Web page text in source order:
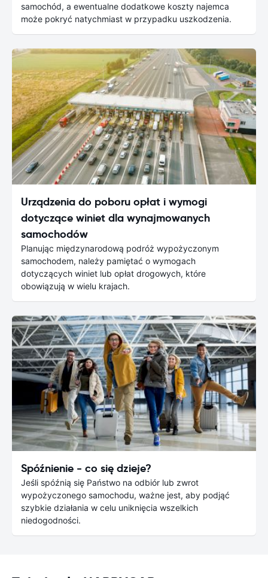
samochód, a ewentualne dodatkowe koszty najemca
może pokryć natychmiast w przypadku uszkodzenia.
Urządzenia do poboru opłat i wymogi
dotyczące winiet dla wynajmowanych
samochodów
Planując międzynarodową podróż wypożyczonym
samochodem, należy pamiętać o wymogach
dotyczących winiet lub opłat drogowych, które
obowiązują w wielu krajach.
Spóźnienie - co się dzieje?
Jeśli spóźnią się Państwo na odbiór lub zwrot
wypożyczonego samochodu, ważne jest, aby podjąć
szybkie działania w celu uniknięcia wszelkich
niedogodności.